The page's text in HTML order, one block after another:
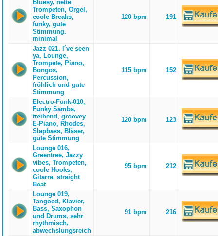
Bluesy, nette
Trompeten, Orgel,
coole Breaks,
funky, gute
Stimmung,
minimal
120 bpm 191
Jazz 021, I´ve seen
ya, Lounge,
Trompete, Piano,
Bongos,
Percussion,
fröhlich und gute
Stimmung
115 bpm 152
Electro-Funk-010,
Funky Samba,
treibend, groovey
E-Piano, Rhodes,
Slapbass, Bläser,
gute Stimmung
120 bpm 123
Lounge 016,
Greentree, Jazzy
vibes, Trompeten,
coole Hooks,
Gitarre, straight
Beat
95 bpm 212
Lounge 019,
Tangoed, Klavier,
Bass, Saxophon
und Drums, sehr
rhythmisch,
abwechslungsreich
91 bpm 216